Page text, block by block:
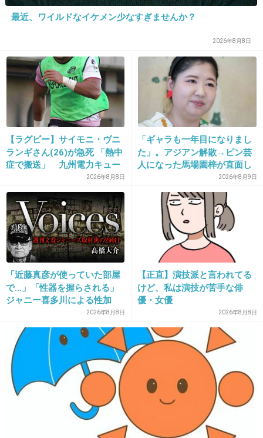
2013/02/20(水) 00:19:30
ナプキン売ってる横に置いてあるソフィのパン
ツがなにげに良かった。
ほどよいサポート感で安心する。
突然始まってコンビニで買ったのが初めてだっ
たんだけど、良かったからドラッグストアでま
た買っちゃった。
+24 -3
35. 匿名2013/02/20(水) 00:22:21
なんとも血なまぐさい…
+2
36. 匿名 2013/02/20(水) 00:24:05
33さん、ありがとうございます！31です(^-^)
たまにそういう意味不明な文投稿してる人いますよね…文字
ばけなのかな
-2
最近、ワイルドなイケメン少なすぎませんか？
2026年8月8日
【ラグビー】サイモニ・ヴニ
ランギさん(26)が急死 「熱中
症で搬送」 九州電力キュー
デンヴォルテクスで練習中
2026年8月8日
「ギャラも一年目になりまし
た」。アジアン解散→ピン芸
人になった馬場園梓が直面し
た現実、そして携える芸人と
しての矜持
2026年8月9日
「近藤真彦が使っていた部屋
で…」「性器を握らされる」
ジャニー喜多川による性加
害、語り始めた被害者たち
《徹底取材の裏側》
2026年8月8日
【正直】演技派と言われてる
けど、私は演技が苦手な俳
優・女優
2026年8月8日